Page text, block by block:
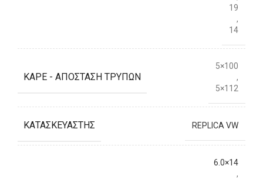
19
,
14
ΚΑΡΈ - ΑΠΌΣΤΑΣΗ ΤΡΥΠΏΝ
5×100
,
5×112
ΚΑΤΑΣΚΕΥΑΣΤΉΣ REPLICA VW
6.0×14
,